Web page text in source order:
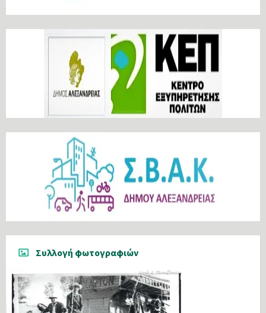
Συλλογή φωτογραφιών